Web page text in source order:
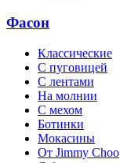
Фасон
Классические
С пуговицей
С лентами
На молнии
C мехом
Ботинки
Мокасины
От Jimmy Choo